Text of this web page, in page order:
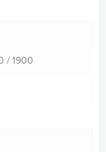
/ 1900